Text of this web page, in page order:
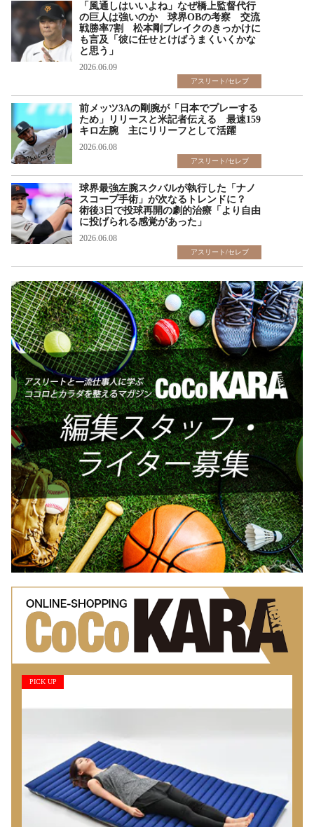
「風通しはいいよね」なぜ橋上監督代行
の巨人は強いのか 球界OBの考察 交流
戦勝率7割 松本剛ブレイクのきっかけに
も言及「彼に任せとけばうまくいくかな
と思う」
2026.06.09
アスリート/セレブ
前メッツ3Aの剛腕が「日本でプレーする
ため」リリースと米記者伝える 最速159
キロ左腕 主にリリーフとして活躍
2026.06.08
アスリート/セレブ
球界最強左腕スクバルが執行した「ナノ
スコープ手術」が次なるトレンドに？
術後3日で投球再開の劇的治療「より自由
に投げられる感覚があった」
2026.06.08
アスリート/セレブ
PICK UP